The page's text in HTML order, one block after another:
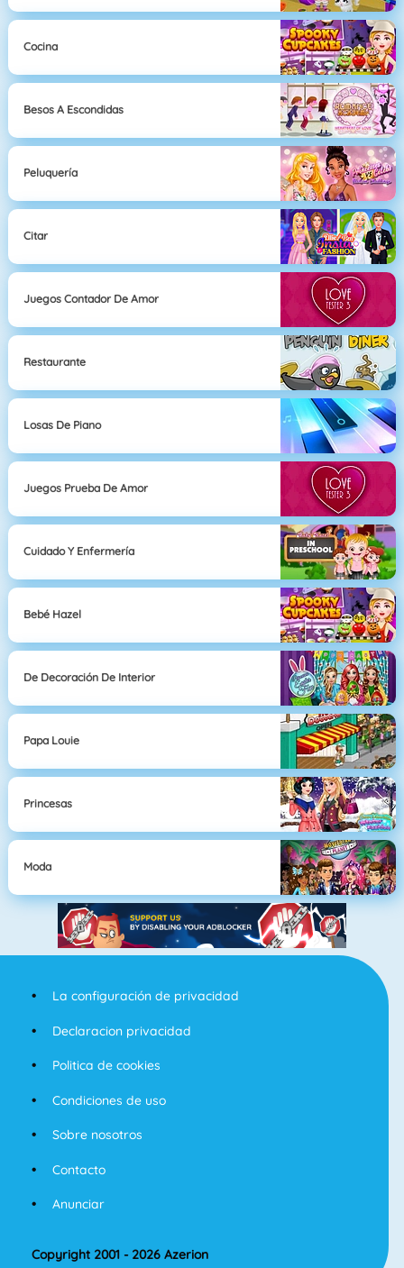
Cocina
Besos A Escondidas
Peluquería
Citar
Juegos Contador De Amor
Restaurante
Losas De Piano
Juegos Prueba De Amor
Cuidado Y Enfermería
Bebé Hazel
De Decoración De Interior
Papa Louie
Princesas
Moda
La configuración de privacidad
Declaracion privacidad
Politica de cookies
Condiciones de uso
Sobre nosotros
Contacto
Anunciar
Copyright 2001 - 2026 Azerion